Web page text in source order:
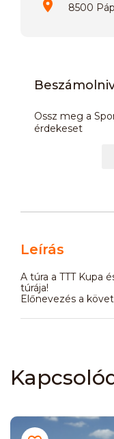
8500
Ossz meg a
érdekeset
Leírás
A túra a TTT Kupa
túrája!
Előnevezés a